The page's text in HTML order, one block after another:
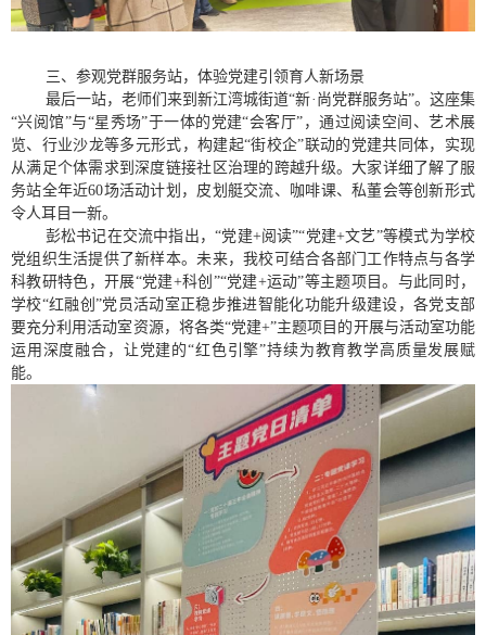
三、参观党群服务站，体验党建引领育人新场景
最后一站，老师们来到新江湾城街道“新· 尚党群服务站”。这座集
“兴阅馆”与“星秀场”于一体的党建“会客厅”，通过阅读空间、艺术展
览、行业沙龙等多元形式，构建起“街校企”联动的党建共同体，实现
从满足个体需求到深度链接社区治理的跨越升级。大家详细了解了服
务站全年近60场活动计划，皮划艇交流、咖啡课、私董会等创新形式
令人耳目一新。
彭松书记在交流中指出，“党建+阅读”“党建+文艺”等模式为学校
党组织生活提供了新样本。未来，我校可结合各部门工作特点与各学
科教研特色，开展“党建+科创”“党建+运动”等主题项目。与此同时，
学校“红融创”党员活动室正稳步推进智能化功能升级建设，各党支部
要充分利用活动室资源，将各类“党建+”主题项目的开展与活动室功能
运用深度融合，让党建的“红色引擎”持续为教育教学高质量发展赋
能。